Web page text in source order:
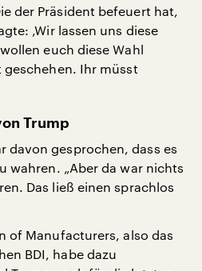
der Präsident befeuert hat,
‚Wir lassen uns diese
euch diese Wahl
Ihr müsst
Trump
davon gesprochen, dass es
wahren. „Aber da war nichts
Das ließ einen sprachlos
of Manufacturers, also das
BDI, habe dazu